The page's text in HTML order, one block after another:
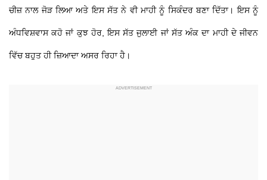
ਚੀਜ਼ ਨਾਲ ਜੋੜ ਲਿਆ ਅਤੇ ਇਸ ਸੱਤ ਨੇ ਵੀ ਮਾਹੀ ਨੂੰ ਸਿਕੰਦਰ ਬਣਾ ਦਿੱਤਾ। ਇਸ ਨੂੰ
ਅੰਧਵਿਸ਼ਵਾਸ ਕਹੋ ਜਾਂ ਕੁਝ ਹੋਰ, ਇਸ ਸੱਤ ਜੁਲਾਈ ਜਾਂ ਸੱਤ ਅੰਕ ਦਾ ਮਾਹੀ ਦੇ ਜੀਵਨ
ਵਿੱਚ ਬਹੁਤ ਹੀ ਜ਼ਿਆਦਾ ਅਸਰ ਰਿਹਾ ਹੈ।